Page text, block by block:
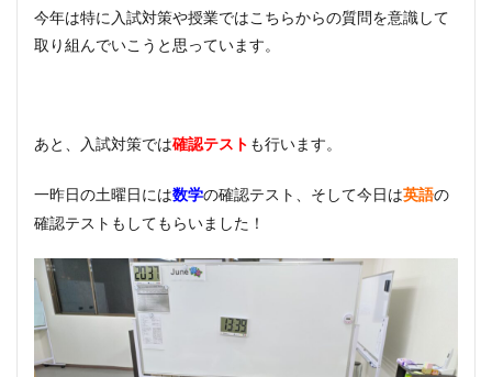
今年は特に入試対策や授業ではこちらからの質問を意識して
取り組んでいこうと思っています。
あと、入試対策では確認テスト も行います。
一昨日の土曜日には数学の確認テスト、そして今日は英語の
確認テストもしてもらいました！